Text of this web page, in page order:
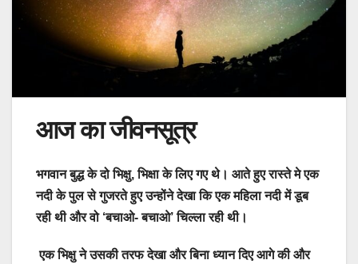
आज का जीवनसूत्र
भगवान बुद्ध के दो भिक्षु, भिक्षा के लिए गए थे। आते हुए रास्ते मे एक
नदी के पुल से गुजरते हुए उन्होंने देखा कि एक महिला नदी में डूब
रही थी और वो ‘बचाओ- बचाओ’ चिल्ला रही थी।
एक भिक्षु ने उसकी तरफ देखा और बिना ध्यान दिए आगे की और